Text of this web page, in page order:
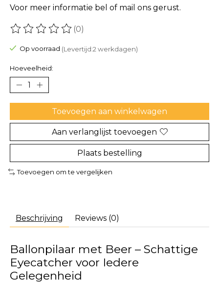
Voor meer informatie bel of mail ons gerust.
De beoordeling van dit product is
(0)
Op voorraad (Levertijd:2 werkdagen)
Hoeveelheid:
Toevoegen aan winkelwagen
Aan verlanglijst toevoegen
Plaats bestelling
Toevoegen om te vergelijken
Beschrijving Reviews (0)
Ballonpilaar met Beer – Schattige
Eyecatcher voor Iedere
Gelegenheid